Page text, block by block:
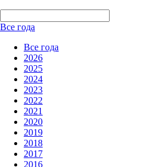
Все года
Все года
2026
2025
2024
2023
2022
2021
2020
2019
2018
2017
2016